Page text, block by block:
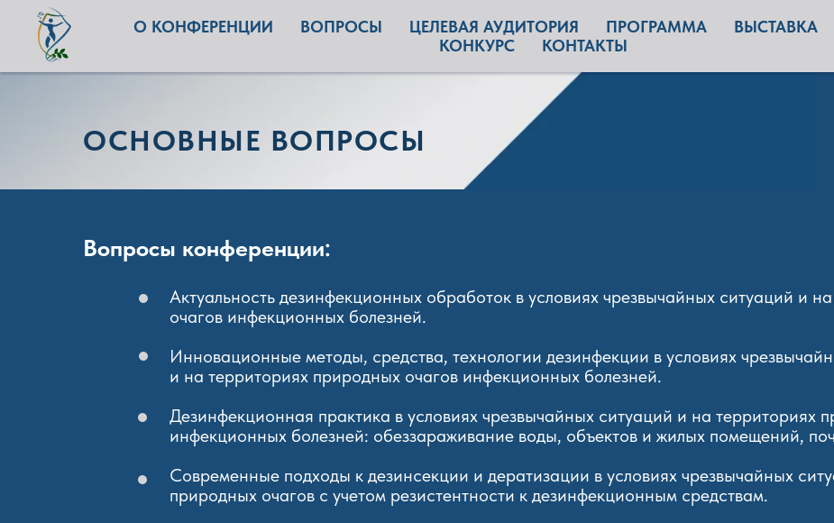
О КОНФЕРЕНЦИИ ВОПРОСЫ ЦЕЛЕВАЯ АУДИТОРИЯ ПРОГРАММА ВЫСТАВКА
КОНКУРС
КОНТАКТЫ
ОСНОВНЫЕ ВОПРОСЫ
Вопросы конференции:
Актуальность дезинфекционных обработок в условиях чрезвычайных ситуаций и
очагов инфекционных болезней.
Инновационные методы, средства, технологии дезинфекции в условиях
и на территориях природных очагов инфекционных болезней.
Дезинфекционная практика в условиях чрезвычайных ситуаций и на территориях
инфекционных болезней: обеззараживание воды, объектов и жилых помещений,
Современные подходы к дезинсекции и дератизации в условиях чрезвычайных
природных очагов с учетом резистентности к дезинфекционным средствам.